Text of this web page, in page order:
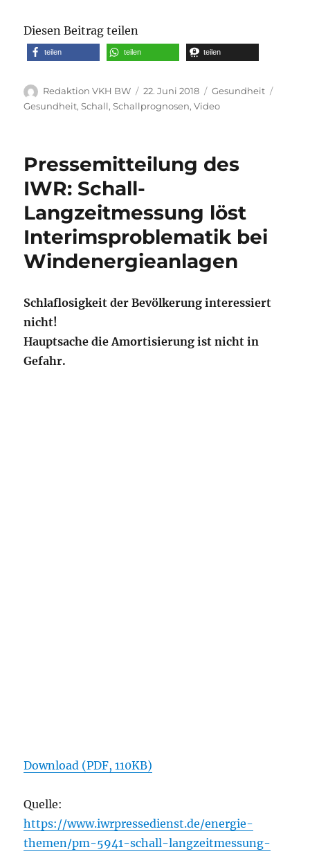
Diesen Beitrag teilen
teilen teilen teilen
Autor
Redaktion VKH BW
Veröffentlicht
am
22. Juni 2018 Kategorien
Gesundheit
Gesundheit,Schall,Schallprognosen,Video
Pressemitteilung des
IWR: Schall-
Langzeitmessung löst
Interimsproblematik bei
Windenergieanlagen
Schlaflosigkeit der Bevölkerung interessiert
nicht!
Hauptsache die Amortisierung ist nicht in
Gefahr.
Download (PDF, 110KB)
Quelle:
https://www.iwrpressedienst.de/energie-
themen/pm-5941-schall-langzeitmessung-